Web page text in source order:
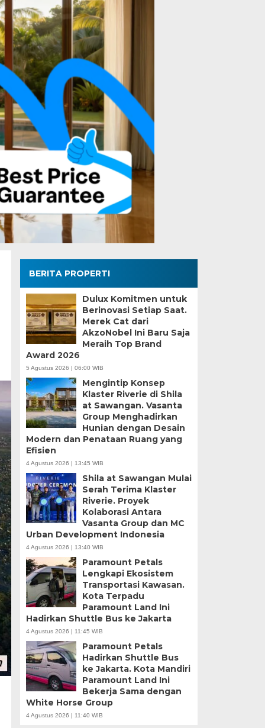
BERITA PROPERTI
Dulux Komitmen untuk
Berinovasi Setiap Saat.
Merek Cat dari
AkzoNobel Ini Baru Saja
Meraih Top Brand
Award 2026
5 Agustus 2026 | 06:00 WIB
Mengintip Konsep
Klaster Riverie di Shila
at Sawangan. Vasanta
Group Menghadirkan
Hunian dengan Desain
Modern dan Penataan Ruang yang
Efisien
4 Agustus 2026 | 13:45 WIB
Shila at Sawangan Mulai
Serah Terima Klaster
Riverie. Proyek
Kolaborasi Antara
Vasanta Group dan MC
Urban Development Indonesia
4 Agustus 2026 | 13:40 WIB
Paramount Petals
Lengkapi Ekosistem
Transportasi Kawasan.
Kota Terpadu
Paramount Land Ini
Hadirkan Shuttle Bus ke Jakarta
4 Agustus 2026 | 11:45 WIB
Paramount Petals
Hadirkan Shuttle Bus
ke Jakarta. Kota Mandiri
Paramount Land Ini
Bekerja Sama dengan
White Horse Group
4 Agustus 2026 | 11:40 WIB